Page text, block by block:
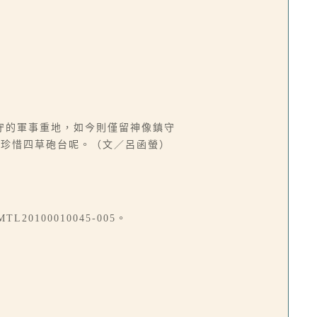
軍事重地，如今則僅留神像鎮守
惜四草砲台呢。（文／呂函螢）
005。